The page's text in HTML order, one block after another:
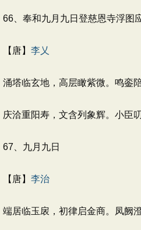
66、奉和九月九日登慈恩寺浮图
【唐】 李乂
涌塔临玄地，高层瞰紫微。鸣銮
庆洽重阳寿，文含列象辉。小臣
67、九月九日
【唐】 李治
端居临玉扆，初律启金商。凤阙